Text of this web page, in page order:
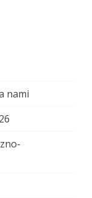
nami